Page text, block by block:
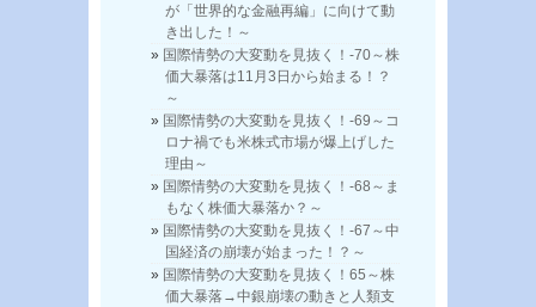
が「世界的な金融再編」に向けて動
き出した！～
国際情勢の大変動を見抜く！-70～株
価大暴落は11月3日から始まる！？
～
国際情勢の大変動を見抜く！-69～コ
ロナ禍でも米株式市場が爆上げした
理由～
国際情勢の大変動を見抜く！-68～ま
もなく株価大暴落か？～
国際情勢の大変動を見抜く！-67～中
国経済の崩壊が始まった！？～
国際情勢の大変動を見抜く！65～株
価大暴落→中銀崩壊の動きと人類支